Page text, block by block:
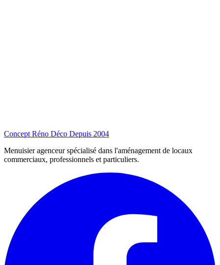
Concept Réno Déco Depuis 2004
Menuisier agenceur spécialisé dans l'aménagement de locaux
commerciaux, professionnels et particuliers.